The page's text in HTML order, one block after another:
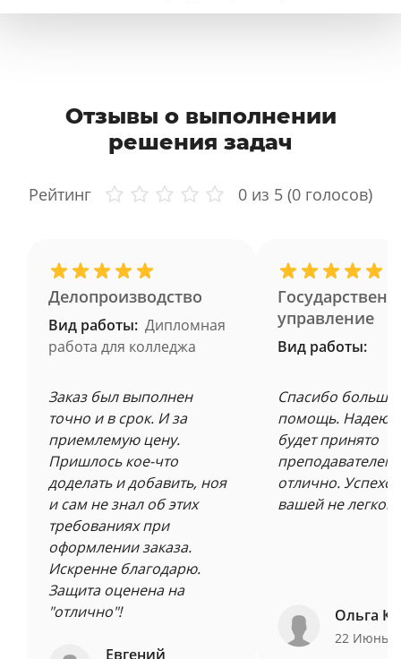
Отзывы о выполнении
решения задач
Рейтинг 0 из 5 (0 голосов)
Делопроизводство
Вид работы: Дипломная
работа для колледжа
Заказ был выполнен
точно и в срок. И за
приемлемую цену.
Пришлось кое-что
доделать и добавить, ноя
и сам не знал об этих
требованиях при
оформлении заказа.
Искренне благодарю.
Защита оценена на
"отлично"!
Евгений
управление
Вид работы:
Спасибо
помощь.
будет принято
преподавателем
отлично.
вашей не легкой
Ольга
22 Июнь